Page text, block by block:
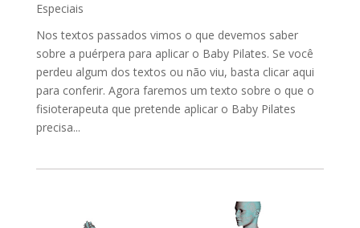
Especiais
Nos textos passados vimos o que devemos saber
sobre a puérpera para aplicar o Baby Pilates. Se você
perdeu algum dos textos ou não viu, basta clicar aqui
para conferir. Agora faremos um texto sobre o que o
fisioterapeuta que pretende aplicar o Baby Pilates
precisa...